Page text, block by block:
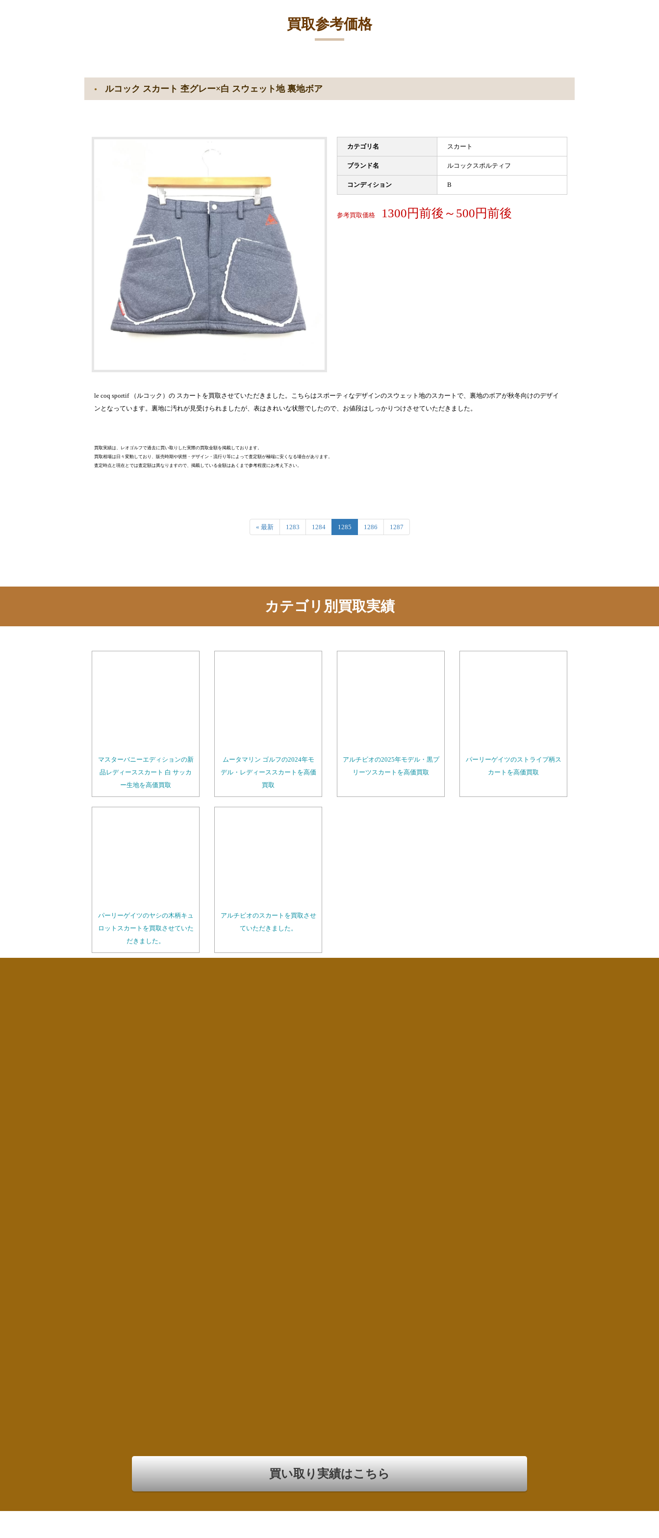
買取参考価格
ルコック スカート 杢グレー×白 スウェット地 裏地ボア
カテゴリ名 スカート
ブランド名 ルコックスポルティフ
コンディション B
参考買取価格 1300円前後～500円前後
le coq sportif （ルコック）の スカートを買取させていただきました。こちらはスポーティなデザインのスウェット地のスカートで、裏地のボアが秋冬向けのデザイ
ンとなっています。裏地に汚れが見受けられましたが、表はきれいな状態でしたので、お値段はしっかりつけさせていただきました。
買取実績は、レオゴルフで過去に買い取りした実際の買取金額を掲載しております。
買取相場は日々変動しており、販売時期や状態・デザイン・流行り等によって査定額が極端に安くなる場合があります。
査定時点と現在とでは査定額は異なりますので、掲載している金額はあくまで参考程度にお考え下さい。
« 最新 1283 1284 1285 1286 1287
カテゴリ別買取実績
マスターバニーエディションの新
品レディーススカート 白 サッカ
ー生地を高価買取
ムータマリン ゴルフの2024年モ
デル・レディーススカートを高価
買取
アルチビオの2025年モデル・黒プ
リーツスカートを高価買取
パーリーゲイツのストライプ柄ス
カートを高価買取
パーリーゲイツのヤシの木柄キュ
ロットスカートを買取させていた
だきました。
アルチビオのスカートを買取させ
ていただきました。
買い取り実績はこちら